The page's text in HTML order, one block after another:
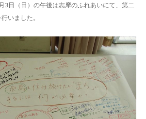
3日（日）の午後は志摩のふれあいにて、第二
いました。